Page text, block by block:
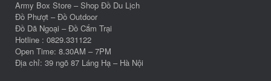
Chủ tài khoản: TRỊNH NGỌC SÁNG
Mua trên sàn Shopee